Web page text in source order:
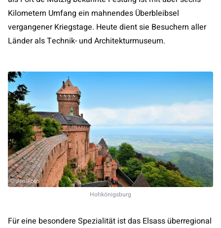
Kilometern Umfang ein mahnendes Überbleibsel
vergangener Kriegstage. Heute dient sie Besuchern aller
Länder als Technik- und Architekturmuseum.
© JeniFoto
Hohkönigsburg
Für eine besondere Spezialität ist das Elsass überregional